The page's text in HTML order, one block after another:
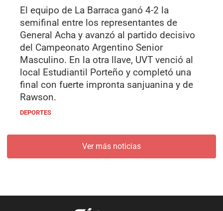
El equipo de La Barraca ganó 4-2 la
semifinal entre los representantes de
General Acha y avanzó al partido decisivo
del Campeonato Argentino Senior
Masculino. En la otra llave, UVT venció al
local Estudiantil Porteño y completó una
final con fuerte impronta sanjuanina y de
Rawson.
DEPORTES
Ver más noticias